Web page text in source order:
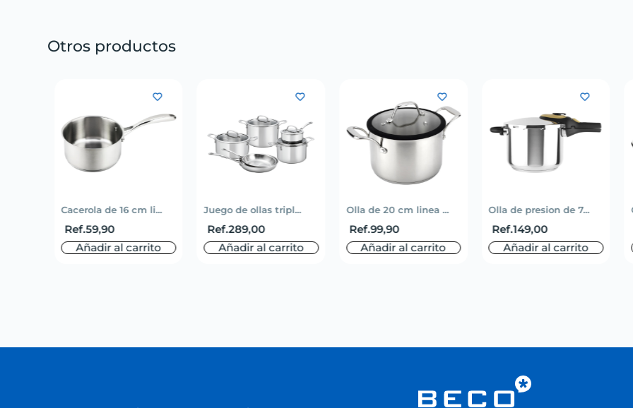
Otros productos
Cacerola de 16 cm li...
Ref.59,90
Añadir al carrito
Juego de ollas tripl...
Ref.289,00
Añadir al carrito
Olla de 20 cm linea ...
Ref.99,90
Añadir al carrito
Olla de presion de 7...
Ref.149,00
Añadir al carrito